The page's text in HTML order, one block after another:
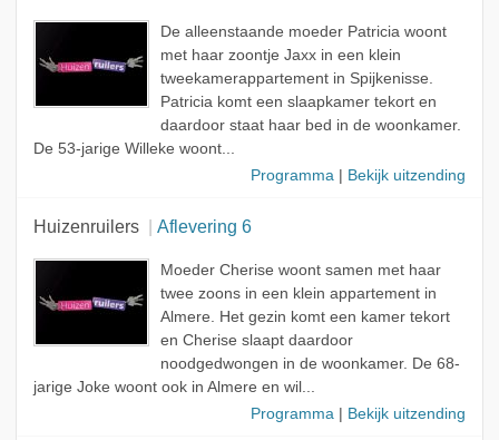
De alleenstaande moeder Patricia woont
met haar zoontje Jaxx in een klein
tweekamerappartement in Spijkenisse.
Patricia komt een slaapkamer tekort en
daardoor staat haar bed in de woonkamer.
De 53-jarige Willeke woont...
Programma
Bekijk uitzending
Huizenruilers Aflevering 6
Moeder Cherise woont samen met haar
twee zoons in een klein appartement in
Almere. Het gezin komt een kamer tekort
en Cherise slaapt daardoor
noodgedwongen in de woonkamer. De 68-
jarige Joke woont ook in Almere en wil...
Programma
Bekijk uitzending